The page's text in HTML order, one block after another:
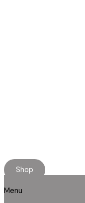
Shop
Menu